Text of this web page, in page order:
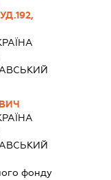
фонду